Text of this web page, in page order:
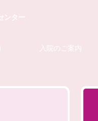
入院のご案内